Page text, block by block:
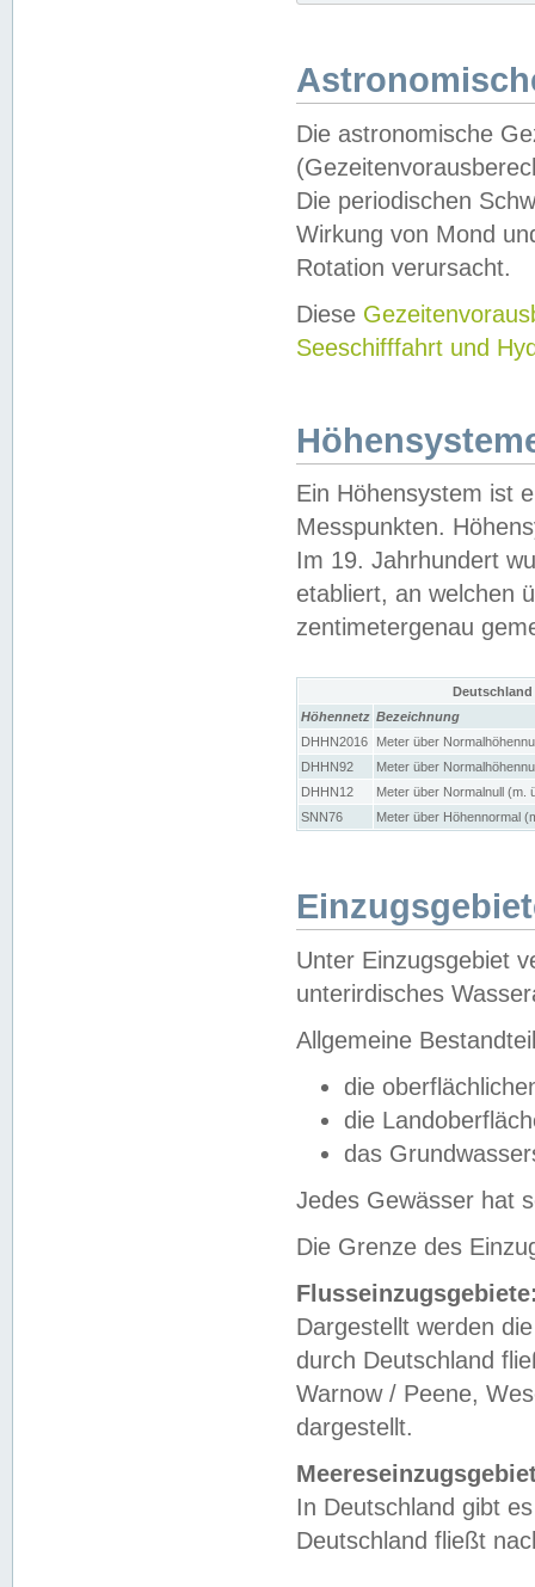
Die astronomische
Die periodischen
Wirkung von Mond
Rotation verursacht.
Diese
Seeschifffahrt und
Ein Höhensystem ist
Messpunkten.
Im 19. Jahrhundert
etabliert, an welchen
zentimetergenau
Höhennetz Bezeichnung
DHHN2016
Meter über
DHHN92
Meter über
DHHN12
Meter über Normalnull (m.
SNN76
Meter über Höhennormal
Unter Einzugsgebiet
unterirdisches
Allgemeine
die
die
das
Jedes Gewässer hat
Die Grenze des
Dargestellt werden
durch Deutschland
Warnow / Peene,
dargestellt.
In Deutschland gibt
Deutschland fließt